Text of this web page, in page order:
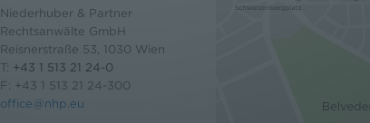
Niederhuber & Partner
Rechtsanwälte GmbH
Reisnerstraße 53, 1030 Wien
T: +43 1 513 21 24-0
F: +43 1 513 21 24-300
office@nhp.eu